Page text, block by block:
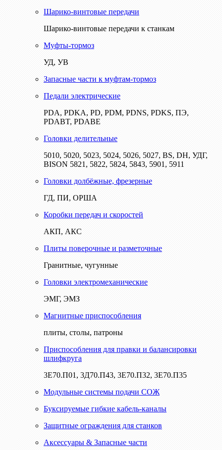
Шарико-винтовые передачи
Шарико-винтовые передачи к станкам
Муфты-тормоз
УД, УВ
Запасные части к муфтам-тормоз
Педали электрические
PDA, PDKA, PD, PDM, PDNS, PDKS, ПЭ,
PDABT, PDABE
Головки делительные
5010, 5020, 5023, 5024, 5026, 5027, BS, DH, УДГ,
BISON 5821, 5822, 5824, 5843, 5901, 5911
Головки долбёжные, фрезерные
ГД, ПИ, ОРША
Коробки передач и скоростей
АКП, АКС
Плиты поверочные и разметочные
Гранитные, чугунные
Головки электромеханические
ЭМГ, ЭМЗ
Магнитные приспособления
плиты, столы, патроны
Приспособления для правки и балансировки
шлифкруга
3Е70.П01, 3Д70.П43, 3Е70.П32, 3Е70.П35
Модульные системы подачи СОЖ
Буксируемые гибкие кабель-каналы
Защитные ограждения для станков
Аксессуары & Запасные части